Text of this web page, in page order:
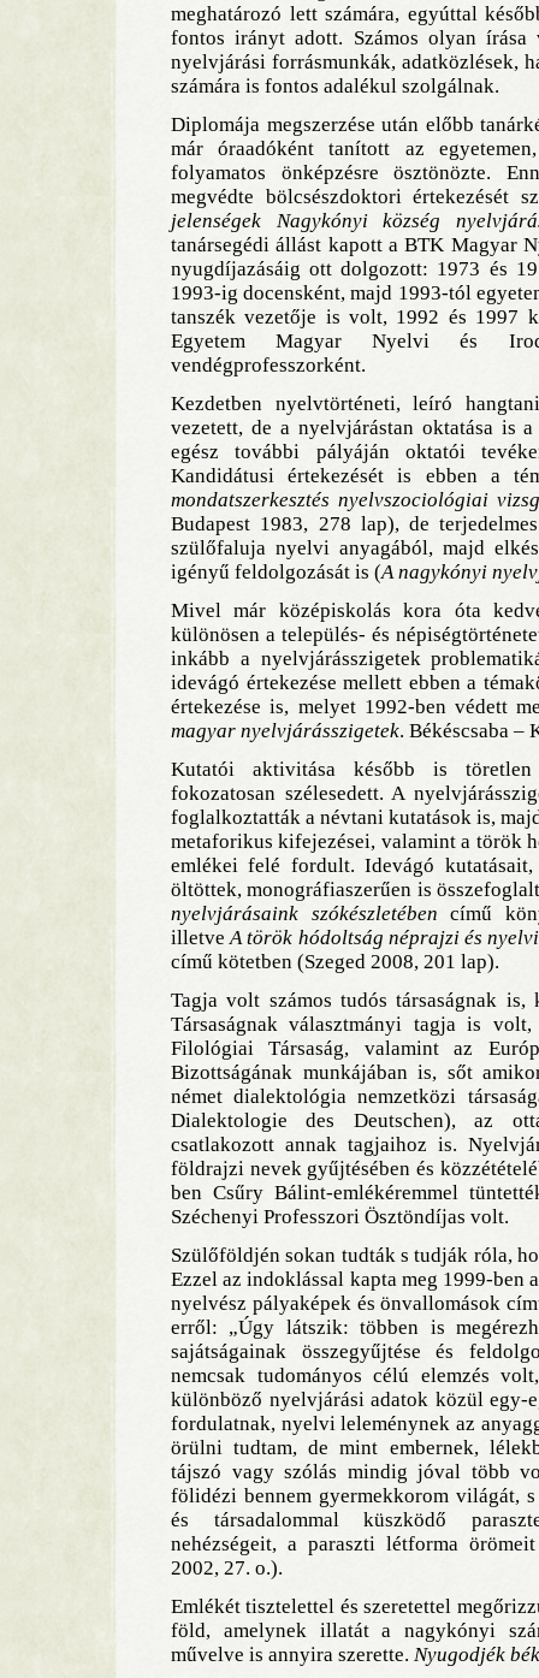
meghatározó lett számára, egyúttal
fontos irányt adott. Számos olyan írása
nyelvjárási forrásmunkák, adatközlések,
számára is fontos adalékul szolgálnak.
Diplomája megszerzése után előbb
már óraadóként tanított az
folyamatos önkép­zésre ösztönözte.
megvédte bölcsészdoktori értekezését
jelenségek Nagykónyi község
tanársegédi állást kapott a BTK Magyar
nyugdíjazásáig ott dolgozott: 1973 és
1993-ig docensként, majd 1993-tól
tanszék vezetője is volt, 1992 és 1997
Egyetem Magyar Nyelvi és
vendégprofesszorként.
Kezdetben nyelvtörténeti, leíró
vezetett, de a nyelvjárástan oktatása is
egész további pályáján oktatói
Kandidátusi értekezését is ebben a
mondatszerkesztés nyelvszociológiai
Budapest 1983, 278 lap), de
szülőfaluja nyelvi anyagából, majd
igényű feldolgozását is (A nagykónyi
Mivel már középiskolás kora óta
különösen a település- és
inkább a nyelvjárásszigetek
idevágó értekezése mellett ebben a
értekezése is, melyet 1992-ben védett
magyar nyelvjárásszigetek. Békéscsaba –
Kutatói aktivitása később is
fokozatosan szélesedett. A
foglalkoztatták a névtani kutatások is,
metaforikus kifejezései, valamint a török
emlékei felé fordult. Idevágó
öltöttek, monográfiaszerűen is
nyelvjárásaink szókészletében című
illetveA török hódoltság néprajzi és
című kötetben (Szeged 2008, 201 lap).
Tagja volt számos tudós társaságnak
Társaságnak választmányi tagja is
Filológiai Társaság, valamint az
Bizottságának munkájában is, sőt
német dialektológia nemzetközi
Dialektologie des Deutschen), az
csatlakozott annak tagjaihoz is.
földrajzi nevek gyűjtésében és
ben Csűry Bálint-emlékéremmel
Széchenyi Professzori Ösztöndíjas volt.
Szülőföldjén sokan tudták s tudják róla,
Ezzel az indoklással kapta meg 1999-ben
nyelvész pályaképek és önvallomások
erről: „Úgy látszik: többen is
sajátságainak összegyűjtése és
nemcsak tudományos célú elemzés
különböző nyelvjárási adatok közül egy-
fordulatnak, nyelvi leleménynek az
örülni tudtam, de mint embernek,
tájszó vagy szólás mindig jóval több
fölidézi bennem gyermekkorom világát,
és társadalommal küszködő
nehézségeit, a paraszti létforma
2002, 27. o.).
Emlékét tisztelettel és szeretettel
föld, amelynek illatát a nagykónyi
művelve is annyira szerette. Nyugodjék